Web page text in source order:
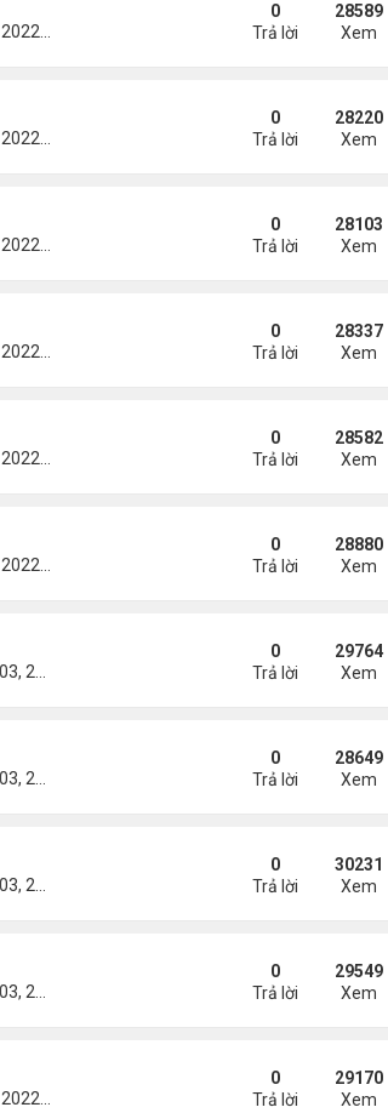
pm
0
Trả lời
28589
Xem
pm
0
Trả lời
28220
Xem
pm
0
Trả lời
28103
Xem
pm
0
Trả lời
28337
Xem
pm
0
Trả lời
28582
Xem
pm
0
Trả lời
28880
Xem
pm
0
Trả lời
29764
Xem
pm
0
Trả lời
28649
Xem
pm
0
Trả lời
30231
Xem
pm
0
Trả lời
29549
Xem
pm
0
Trả lời
29170
Xem